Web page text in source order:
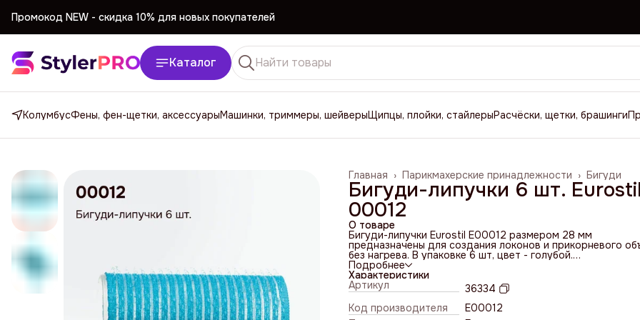
Промокод NEW - cкидка 10% для новых покупателей
Промокод NEW - cкидка 10% для новых покупателей
Каталог
КолумбусФены, фен-щетки, аксессуарыМашинки, триммеры, шейверыЩипцы, плойки, стайлерыРасчёски, щетки, брашинги
Бигуди
Парикмахерские принадлежности ›
Главная ›
Бигуди-липучки 6 шт. Eurostil
00012
О товаре
Бигуди-липучки Eurostil E00012 размером 28 мм
предназначены для создания локонов и прикорневого
без нагрева. В упаковке 6 шт, цвет - голубой.
Пластиковая основа с ворсистым покрытием фиксирует
прядь без резинок и дополнительных зажимов, помогает
избежать выраженных заломов и ускоряет процесс
Диаметр 28 мм подходит для работы с прядями нужного
объема.
Подробнее
Характеристики
Артикул
36334
Код производителя
E00012